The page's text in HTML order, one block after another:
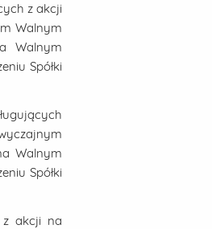
z akcji
Walnym
Walnym
Spółki
Walnym
Spółki
z akcji na